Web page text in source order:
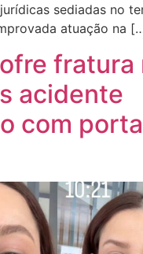
sediadas no
atuação na
fratura
acidente
com